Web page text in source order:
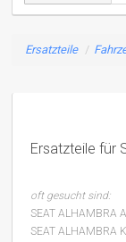
Ersatzteile /
Ersatzteile für
oft gesucht sind:
SEAT ALHAMBRA
SEAT ALHAMBRA